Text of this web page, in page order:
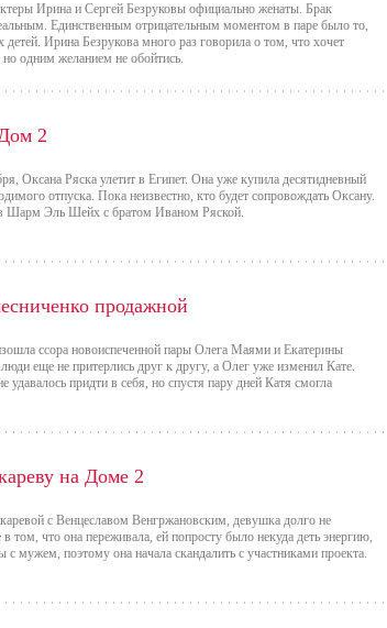
Ирина и Сергей Безруковы официально женаты. Брак
Единственным отрицательным моментом в паре было то,
Ирина Безрукова много раз говорила о том, что хочет
но одним желанием не обойтись.
2
Оксана Ряска улетит в Египет. Она уже купила десятидневный
отпуска. Пока неизвестно, кто будет сопровождать Оксану.
Шарм Эль Шейх с братом Иваном Ряской.
продажной
ссора новоиспеченной пары Олега Маями и Екатерины
еще не притерлись друг к другу, а Олег уже изменил Кате.
удавалось придти в себя, но спустя пару дней Катя смогла
на Доме 2
с Венцеславом Венгржановским, девушка долго не
том, что она переживала, ей попросту было некуда деть энергию,
с мужем, поэтому она начала скандалить с участниками проекта.